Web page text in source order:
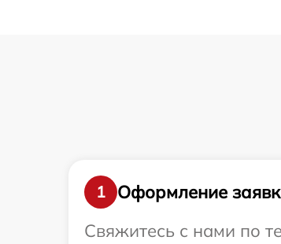
1
Оформление
Свяжитесь с нами по